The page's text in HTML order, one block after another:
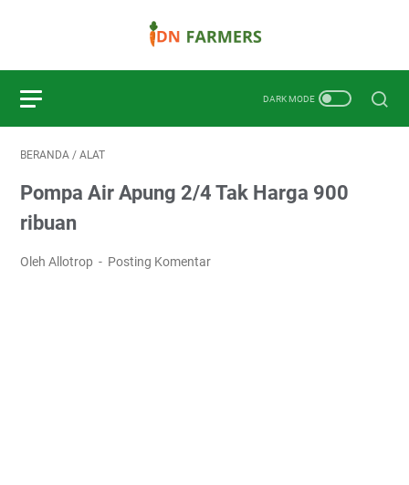
BERANDA / ALAT
Pompa Air Apung 2/4 Tak Harga 900
ribuan
Oleh Allotrop Posting Komentar